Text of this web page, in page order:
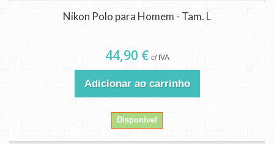
Nikon Polo para Homem - Tam. L
44,90 € c/ IVA
Adicionar ao carrinho
Disponível